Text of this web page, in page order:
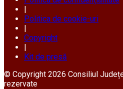
|
Politica de cookie-uri
|
Copyright
|
Kit de presă
© Copyright 2026 Consiliul
rezervate